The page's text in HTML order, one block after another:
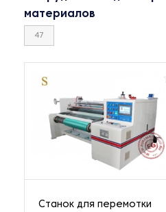
материалов
47
Станок для перемотки